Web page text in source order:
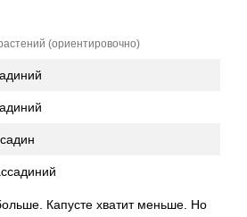
(ориентировочно)
Капусте хватит меньше. Но